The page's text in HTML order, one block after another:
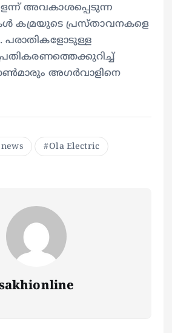
അവകാശപ്പെടുന്ന
കമ്രയുടെ പ്രസ്താവനകളെ
പരാതികളോടുള്ള
പ്രതികരണത്തെക്കുറിച്ച്
അഗർവാളിനെ
Ola Electric